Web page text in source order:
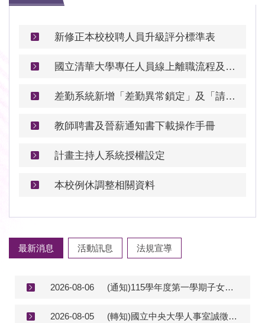
新修正本校校聘人員升級評分標準表
國立清華大學專任人員線上離職流程及離職申請書
差勤系統新增「差勤異常鎖定」及「請假佐證資料」等功能
教師聘書及晉薪通知書下載操作手冊
計畫主持人系統授權設定
本校例休調整相關資料
最新消息 活動訊息 法規宣導
2026-08-06 (通知)115學年度第一學期子女教育補助費，請於115年10月2日(五)前至校務資訊系統線上申請。
2026-08-05 (轉知)國立中央大學人事室誠徵「專任人員-行政助理」1名